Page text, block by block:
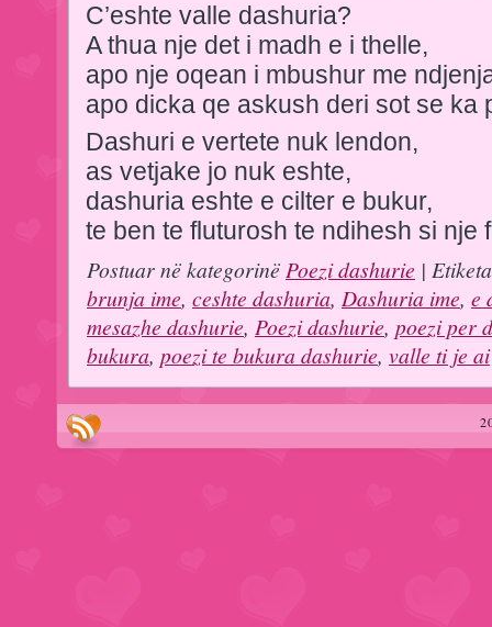
C’eshte valle dashuria?
A thua nje det i madh e i thelle,
apo nje oqean i mbushur me
apo dicka qe askush deri sot se ka
Dashuri e vertete nuk lendon,
as vetjake jo nuk eshte,
dashuria eshte e cilter e bukur,
te ben te fluturosh te ndihesh si nje
Postuar në kategorinëPoezi dashurie |
brunja ime, ceshte dashuria, Dashuria ime, e
mesazhe dashurie, Poezi dashurie, poezi per
bukura, poezi te bukura dashurie, valle ti je ai